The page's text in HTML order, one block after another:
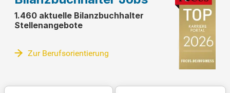
1.460 aktuelle Bilanzbuchhalter
Stellenangebote
Zur Berufsorientierung